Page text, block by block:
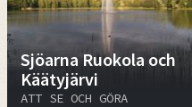
Sjöarna Ruokola och
Käätyjärvi
ATT SE OCH GÖRA